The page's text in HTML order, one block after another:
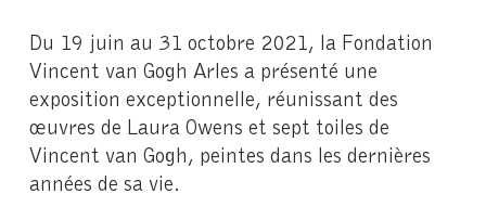
Du 19 juin au 31 octobre 2021, la Fondation
Vincent van Gogh Arles a présenté une
exposition exceptionnelle, réunissant des
œuvres de Laura Owens et sept toiles de
Vincent van Gogh, peintes dans les dernières
années de sa vie.